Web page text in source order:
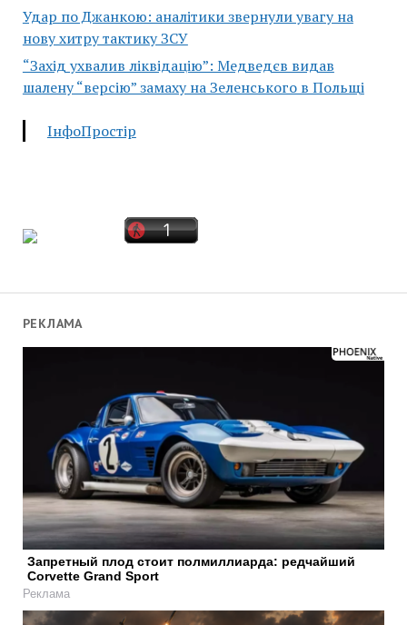
Удар по Джанкою: аналітики звернули увагу на
нову хитру тактику ЗСУ
“Захід ухвалив ліквідацію”: Медведєв видав
шалену “версію” замаху на Зеленського в Польщі
ІнфоПростір
РЕКЛАМА
Запретный плод стоит полмиллиарда: редчайший
Corvette Grand Sport
Реклама